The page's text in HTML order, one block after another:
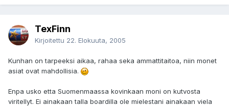
TexFinn
Kirjoitettu 22. Elokuuta, 2005
Kunhan on tarpeeksi aikaa, rahaa seka ammattitaitoa, niin monet
asiat ovat mahdollisia.
Enpa usko etta Suomenmaassa kovinkaan moni on kutvosta
viritellyt. Ei ainakaan talla boardilla ole mielestani ainakaan viela